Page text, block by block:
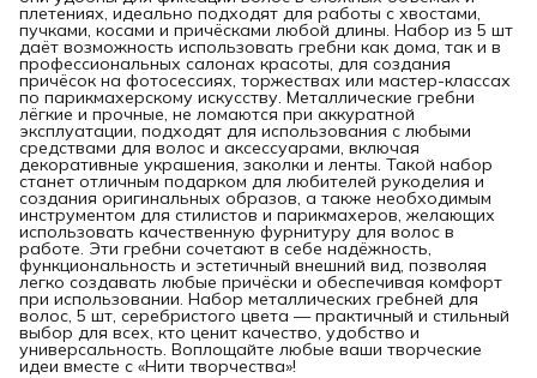
плетениях, идеально подходят для работы с хвостами,
пучками, косами и причёсками любой длины. Набор из 5 шт
даёт возможность использовать гребни как дома, так и в
профессиональных салонах красоты, для создания
причёсок на фотосессиях, торжествах или мастер-классах
по парикмахерскому искусству. Металлические гребни
лёгкие и прочные, не ломаются при аккуратной
эксплуатации, подходят для использования с любыми
средствами для волос и аксессуарами, включая
декоративные украшения, заколки и ленты. Такой набор
станет отличным подарком для любителей рукоделия и
создания оригинальных образов, а также необходимым
инструментом для стилистов и парикмахеров, желающих
использовать качественную фурнитуру для волос в
работе. Эти гребни сочетают в себе надёжность,
функциональность и эстетичный внешний вид, позволяя
легко создавать любые причёски и обеспечивая комфорт
при использовании. Набор металлических гребней для
волос, 5 шт, серебристого цвета — практичный и стильный
выбор для всех, кто ценит качество, удобство и
универсальность. Воплощайте любые ваши творческие
идеи вместе с «Нити творчества»!